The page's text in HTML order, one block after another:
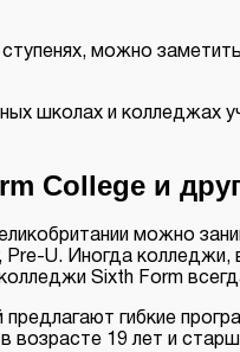
можно
школах и колледжах
College и
можно
U. Иногда
Sixth Form
гибкие
возрасте 19 лет и